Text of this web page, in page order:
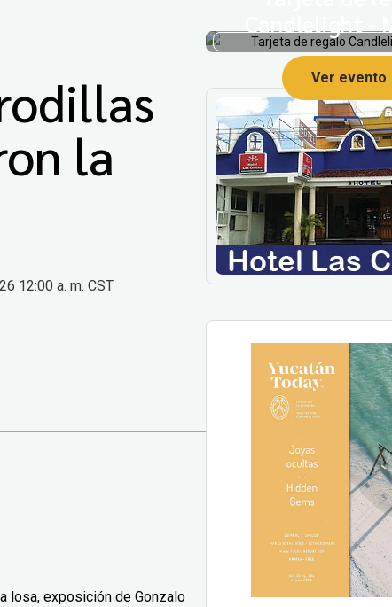
la
12:00 a. m. CST
losa, exposición de Gonzalo
Candlelight -
Ver evento